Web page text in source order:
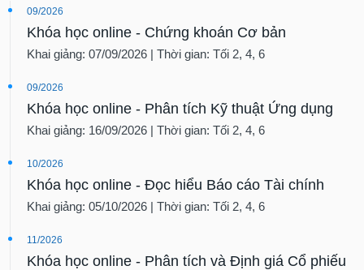
09/2026
Khóa học online - Chứng khoán Cơ bản
Khai giảng: 07/09/2026 | Thời gian: Tối 2, 4, 6
09/2026
Khóa học online - Phân tích Kỹ thuật Ứng dụng
Khai giảng: 16/09/2026 | Thời gian: Tối 2, 4, 6
10/2026
Khóa học online - Đọc hiểu Báo cáo Tài chính
Khai giảng: 05/10/2026 | Thời gian: Tối 2, 4, 6
11/2026
Khóa học online - Phân tích và Định giá Cổ phiếu